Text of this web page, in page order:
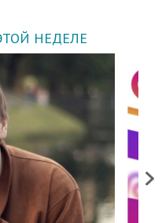
НЕДЕЛЕ
Next